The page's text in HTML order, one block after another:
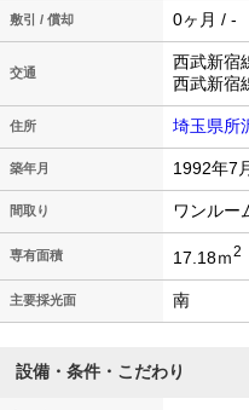
敷引 / 償却 0ヶ月 / -
交通
西武新宿
西武新宿
住所 埼玉県所
築年月 1992年7
間取り ワンルー
専有面積 17.18ｍ2
主要採光面 南
設備・条件・こだわり